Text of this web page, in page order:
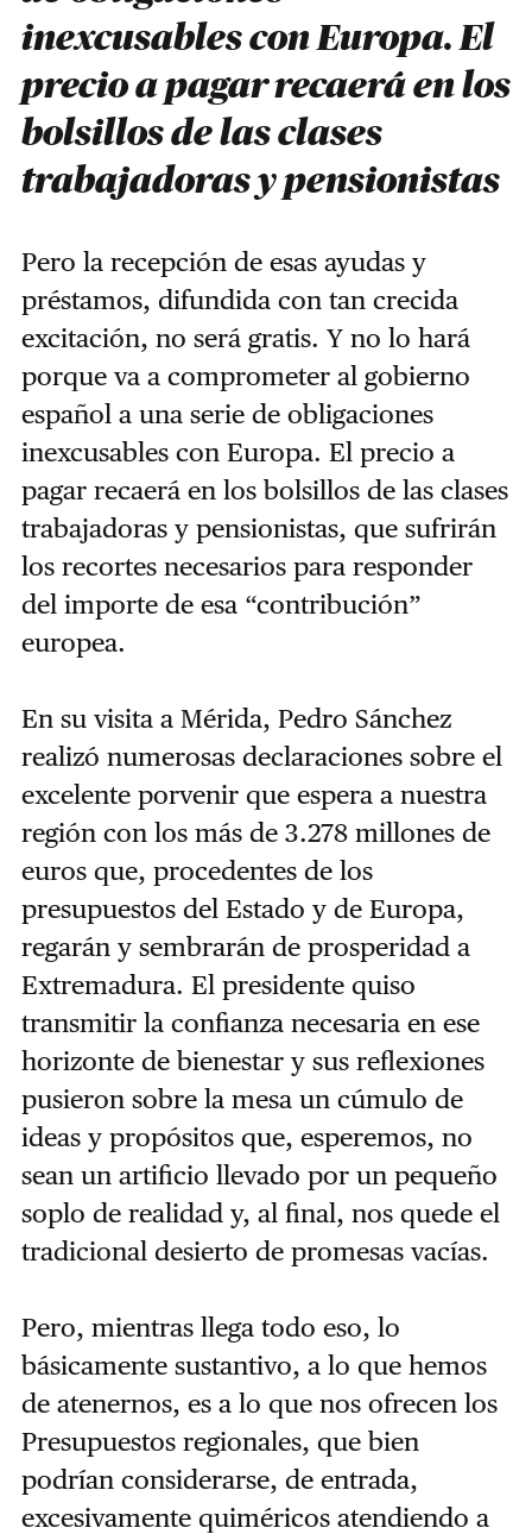
inexcusables con Europa. El
precio a pagar recaerá en los
bolsillos de las clases
trabajadoras y pensionistas
Pero la recepción de esas ayudas y
préstamos, difundida con tan crecida
excitación, no será gratis. Y no lo hará
porque va a comprometer al gobierno
español a una serie de obligaciones
inexcusables con Europa. El precio a
pagar recaerá en los bolsillos de las clases
trabajadoras y pensionistas, que sufrirán
los recortes necesarios para responder
del importe de esa “contribución”
europea.
En su visita a Mérida, Pedro Sánchez
realizó numerosas declaraciones sobre el
excelente porvenir que espera a nuestra
región con los más de 3.278 millones de
euros que, procedentes de los
presupuestos del Estado y de Europa,
regarán y sembrarán de prosperidad a
Extremadura. El presidente quiso
transmitir la confianza necesaria en ese
horizonte de bienestar y sus reflexiones
pusieron sobre la mesa un cúmulo de
ideas y propósitos que, esperemos, no
sean un artificio llevado por un pequeño
soplo de realidad y, al final, nos quede el
tradicional desierto de promesas vacías.
Pero, mientras llega todo eso, lo
básicamente sustantivo, a lo que hemos
de atenernos, es a lo que nos ofrecen los
Presupuestos regionales, que bien
podrían considerarse, de entrada,
excesivamente quiméricos atendiendo a